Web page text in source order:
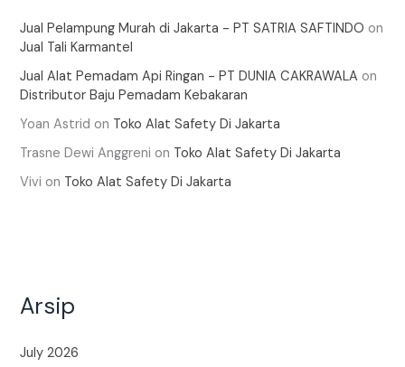
Jual Pelampung Murah di Jakarta - PT SATRIA SAFTINDO on
Jual Tali Karmantel
Jual Alat Pemadam Api Ringan - PT DUNIA CAKRAWALA on
Distributor Baju Pemadam Kebakaran
Yoan Astrid on Toko Alat Safety Di Jakarta
Trasne Dewi Anggreni on Toko Alat Safety Di Jakarta
Vivi on Toko Alat Safety Di Jakarta
Arsip
July 2026